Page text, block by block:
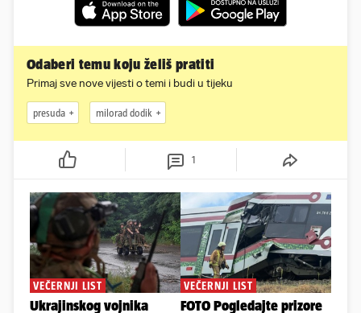
Odaberi temu koju želiš pratiti
Primaj sve nove vijesti o temi i budi u tijeku
presuda milorad dodik
1